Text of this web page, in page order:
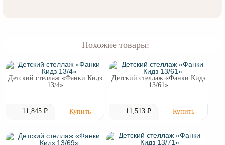
Похожие товары:
Детский стеллаж «Фанки Кидз
13/4»
11,845 ₽
Детский стеллаж «Фанки Кидз
13/61»
11,513 ₽